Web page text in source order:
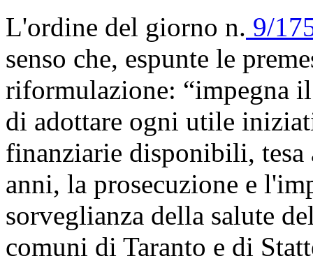
L'ordine del giorno n. 9/
senso che, espunte le
riformulazione: “impegna
di adottare ogni utile
finanziarie disponibili, tesa
anni, la prosecuzione e
sorveglianza della salute
comuni di Taranto e di